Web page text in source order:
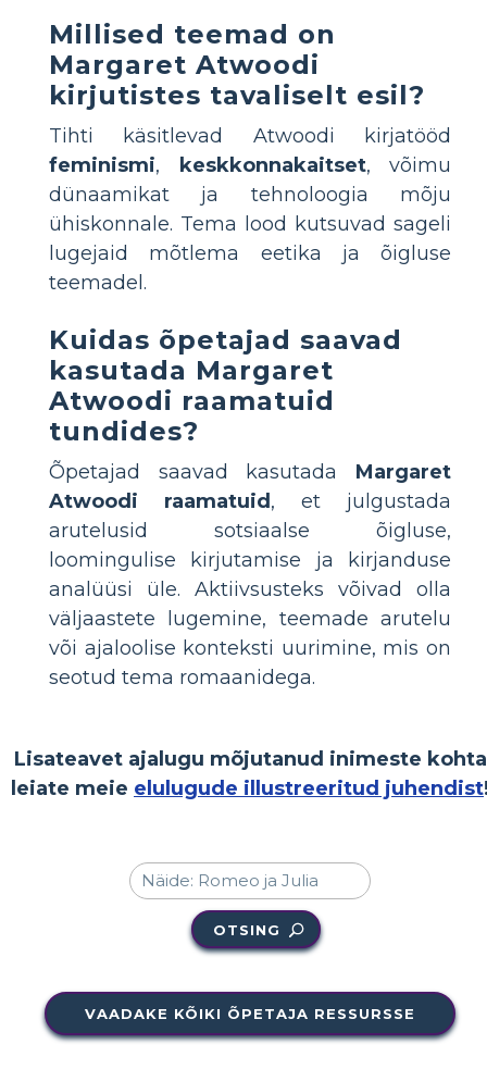
Millised teemad on
Margaret Atwoodi
kirjutistes tavaliselt esil?
Tihti käsitlevad Atwoodi kirjatööd
feminismi, keskkonnakaitset, võimu
dünaamikat ja tehnoloogia mõju
ühiskonnale. Tema lood kutsuvad sageli
lugejaid mõtlema eetika ja õigluse
teemadel.
Kuidas õpetajad saavad
kasutada Margaret
Atwoodi raamatuid
tundides?
Õpetajad saavad kasutada Margaret
Atwoodi raamatuid , et julgustada
arutelusid sotsiaalse õigluse,
loomingulise kirjutamise ja kirjanduse
analüüsi üle. Aktiivsusteks võivad olla
väljaastete lugemine, teemade arutelu
või ajaloolise konteksti uurimine, mis on
seotud tema romaanidega.
Lisateavet ajalugu mõjutanud inimeste kohta
leiate meie elulugude illustreeritud juhendist
OTSING
VAADAKE KÕIKI ÕPETAJA RESSURSSE